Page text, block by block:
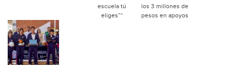
escuela tú
eliges”*
los 3 millones de
pesos en apoyos